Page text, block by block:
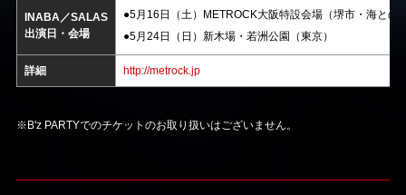
INABA／SALAS
出演日・会場
●5月16日（土）METROCK大阪特設会場（堺市・海との
●5月24日（日）新木場・若洲公園（東京）
詳細 http://metrock.jp
※B'z PARTYでのチケットのお取り扱いはございません。